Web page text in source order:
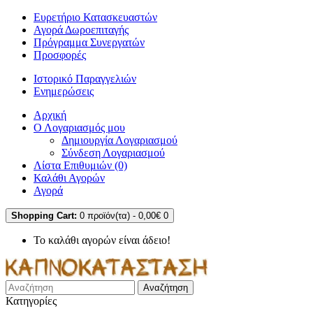
Ευρετήριο Κατασκευαστών
Αγορά Δωροεπιταγής
Πρόγραμμα Συνεργατών
Προσφορές
Ιστορικό Παραγγελιών
Ενημερώσεις
Αρχική
Ο Λογαριασμός μου
Δημιουργία Λογαριασμού
Σύνδεση Λογαριασμού
Λίστα Επιθυμιών (0)
Καλάθι Αγορών
Αγορά
Shopping Cart: 0 προϊόν(τα) - 0,00€ 0
Το καλάθι αγορών είναι άδειο!
Αναζήτηση
Κατηγορίες